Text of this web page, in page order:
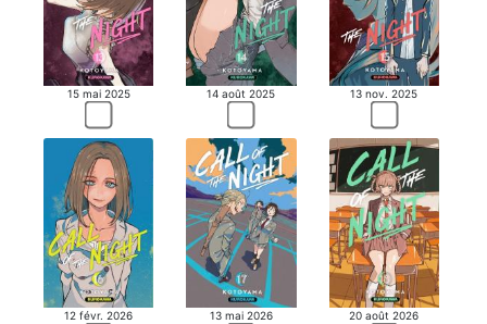
15 mai 2025 14 août 2025 13 nov. 2025
12 févr. 2026 13 mai 2026 20 août 2026